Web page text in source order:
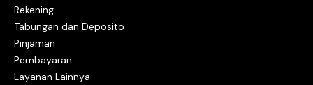
Rekening
Tabungan dan Deposito
Pinjaman
Pembayaran
Layanan Lainnya